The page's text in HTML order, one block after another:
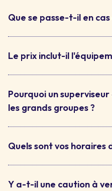
Que se passe-t-il en
Le prix inclut-il
Pourquoi un
les grands groupes ?
Quels sont vos horaires
Y a-t-il une caution à